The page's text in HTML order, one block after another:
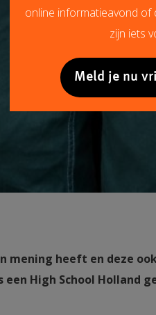
mening heeft en deze
High School Holland
online informatieavond of
zijn iets
Meld je nu